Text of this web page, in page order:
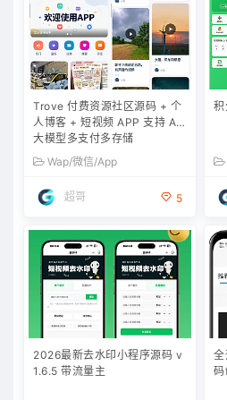
Trove 付费资源社区源码 + 个
人博客 + 短视频 APP 支持 AI
大模型多支付多存储
Wap/微信/App
超哥 5
积
2026最新去水印小程序源码 v
1.6.5 带流量主